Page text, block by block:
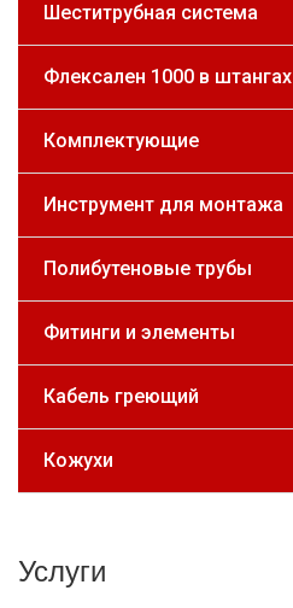
Шеститрубная система
Флексален 1000 в штангах
Комплектующие
Инструмент для монтажа
Полибутеновые трубы
Фитинги и элементы
Кабель греющий
Кожухи
Услуги